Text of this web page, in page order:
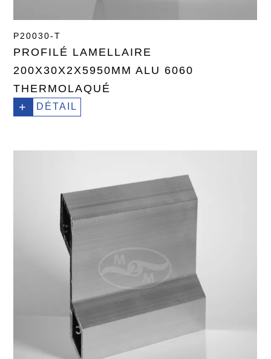
P20030-T
PROFILÉ LAMELLAIRE
200X30X2X5950MM ALU 6060
THERMOLAQUÉ
+ DÉTAIL